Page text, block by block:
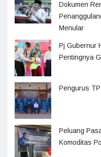
Dokumen
Menular
Pj Gubernur
Pentingnya
Pengurus
Peluang
Komoditas